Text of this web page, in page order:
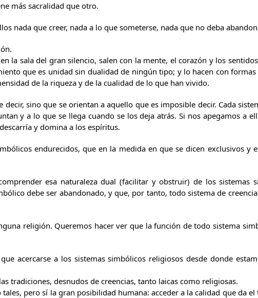
más sacralidad que otro.
nada que creer, nada a lo que someterse, nada que no deba
la sala del gran silencio, salen con la mente, el corazón y los
que es unidad sin dualidad de ningún tipo; y lo hacen con
de la riqueza y de la cualidad de lo que han vivido.
sino que se orientan a aquello que es imposible decir. Cada
y a lo que se llega cuando se los deja atrás. Si nos apegamos a
y domina a los espíritus.
endurecidos, que en la medida en que se dicen exclusivos y
esa naturaleza dual (facilitar y obstruir) de los sistemas
debe ser abandonado, y que, por tanto, todo sistema de
religión. Queremos hacer ver que la función de todo sistema
acercarse a los sistemas simbólicos religiosos desde donde
tradiciones, desnudos de creencias, tanto laicas como religiosas.
pero sí la gran posibilidad humana: acceder a la calidad que da